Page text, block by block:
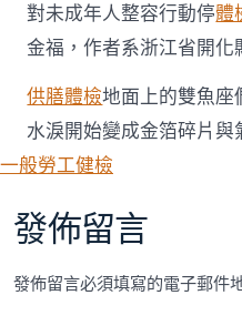
對未成年人整容行動停體
金福，作者系浙江省開化
供膳體檢地面上的雙魚座
水淚開始變成金箔碎片與
一般勞工健檢
發佈留言
發佈留言必須填寫的電子郵件